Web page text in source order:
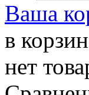
Ваша
в
нет